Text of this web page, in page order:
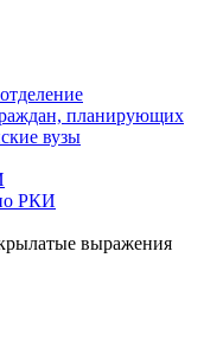
планирующих
вузы
РКИ
выражения